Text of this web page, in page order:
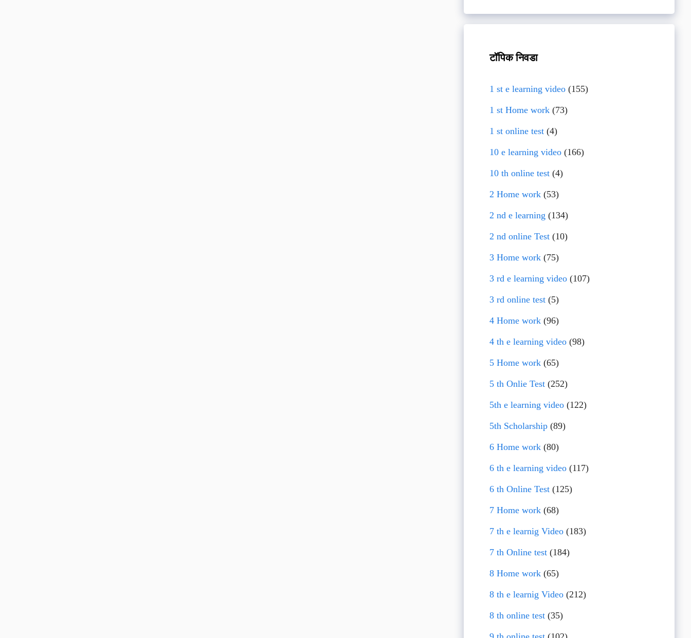
टॉपिक निवडा
1 st e learning video(155)
1 st Home work(73)
1 st online test(4)
10 e learning video(166)
10 th online test(4)
2 Home work(53)
2 nd e learning (134)
2 nd online Test(10)
3 Home work(75)
3 rd e learning video(107)
3 rd online test(5)
4 Home work(96)
4 th e learning video(98)
5 Home work(65)
5 th Onlie Test(252)
5th e learning video(122)
5th Scholarship(89)
6 Home work(80)
6 th e learning video(117)
6 th Online Test(125)
7 Home work(68)
7 th e learnig Video(183)
7 th Online test(184)
8 Home work(65)
8 th e learnig Video(212)
8 th online test(35)